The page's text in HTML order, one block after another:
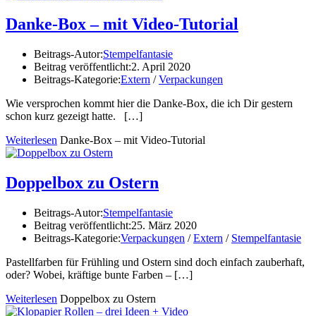
Danke-Box – mit Video-Tutorial
Beitrags-Autor:Stempelfantasie
Beitrag veröffentlicht:2. April 2020
Beitrags-Kategorie:Extern / Verpackungen
Wie versprochen kommt hier die Danke-Box, die ich Dir gestern
schon kurz gezeigt hatte.
[…]
Weiterlesen Danke-Box – mit Video-Tutorial
Doppelbox zu Ostern
Beitrags-Autor:Stempelfantasie
Beitrag veröffentlicht:25. März 2020
Beitrags-Kategorie:Verpackungen / Extern / Stempelfantasie
Pastellfarben für Frühling und Ostern sind doch einfach zauberhaft,
oder? Wobei, kräftige bunte Farben – […]
Weiterlesen Doppelbox zu Ostern